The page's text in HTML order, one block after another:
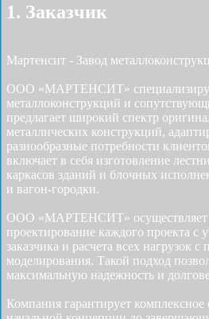
1. Заказчик
Мартенсит - Завод
ООО «МАРТЕНСИТ»
металлоконструкций и
предлагает широкий спектр
металлических конструкций,
разнообразные потребности
включает в себя изготовление
каркасов зданий и блочных
и вагон-городки.
ООО «МАРТЕНСИТ» осуществляет
проектирование каждого проекта с
заказчика и расчета всех нагрузок
моделирования. Такой подход
максимальную надежность и
Компания гарантирует